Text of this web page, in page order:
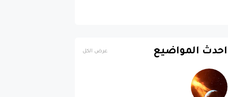
احدث المواضيع عرض الكل